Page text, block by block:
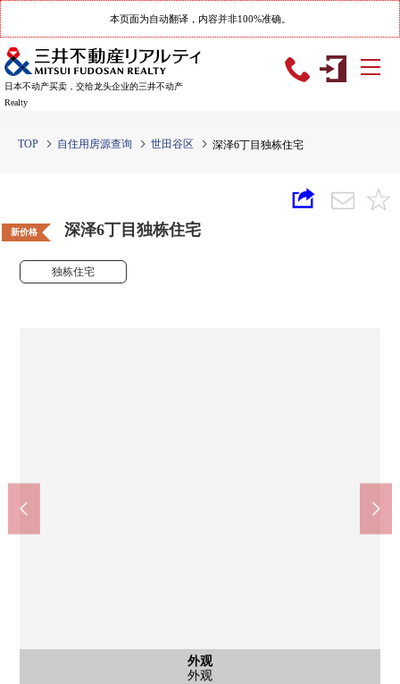
本页面为自动翻译，内容并非100%准确。
日本不动产买卖，交给龙头企业的三井不动产
Realty
TOP 自住用房源查询 世田谷区 深泽6丁目独栋住宅
新价格 深泽6丁目独栋住宅
独栋住宅
外观
外观
客厅
LDK
客厅
LDK
厨房
厨房
厨房
厨房
室内
西式房间
室内
西式房间
其他内省
走廊
洗脸
洗脸
公共汽车
浴室
厕所
厕所
厕所
厕所
收纳
收纳
门口
门口
其他当地
其他当地
外观
外观
Mybasket深泽不动前商店(约590m)
峰会商店深泽不动前商店(约620m)
7-Eleven世田谷日身体大前店(约600m)
SUGI药品深泽店(约370m)
Tomod's驹泽店(约690m)
世田谷深泽邮局(约580m)
三岛公园(约550m)
世田谷区立深泽小学(约570m)
世田谷区立深泽中学(约460m)